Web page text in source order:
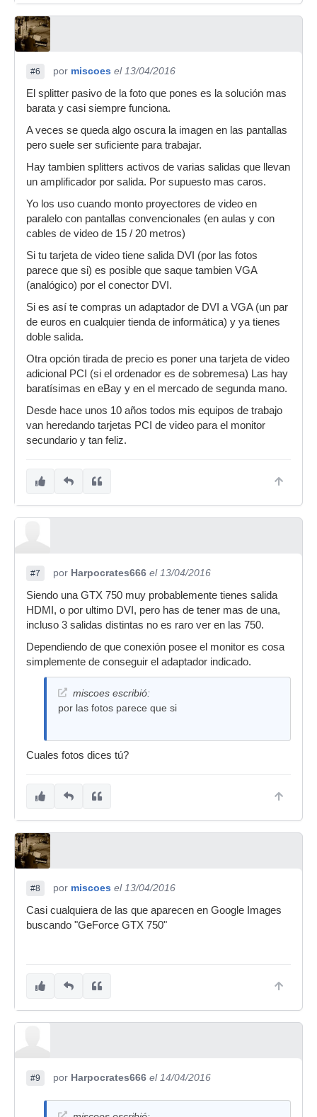
#6 por miscoes el 13/04/2016
El splitter pasivo de la foto que pones es la solución mas
barata y casi siempre funciona.
A veces se queda algo oscura la imagen en las pantallas
pero suele ser suficiente para trabajar.
Hay tambien splitters activos de varias salidas que llevan
un amplificador por salida. Por supuesto mas caros.
Yo los uso cuando monto proyectores de video en
paralelo con pantallas convencionales (en aulas y con
cables de video de 15 / 20 metros)
Si tu tarjeta de video tiene salida DVI (por las fotos
parece que si) es posible que saque tambien VGA
(analógico) por el conector DVI.
Si es así te compras un adaptador de DVI a VGA (un par
de euros en cualquier tienda de informática) y ya tienes
doble salida.
Otra opción tirada de precio es poner una tarjeta de video
adicional PCI (si el ordenador es de sobremesa) Las hay
baratísimas en eBay y en el mercado de segunda mano.
Desde hace unos 10 años todos mis equipos de trabajo
van heredando tarjetas PCI de video para el monitor
secundario y tan feliz.
#7 por Harpocrates666 el 13/04/2016
Siendo una GTX 750 muy probablemente tienes salida
HDMI, o por ultimo DVI, pero has de tener mas de una,
incluso 3 salidas distintas no es raro ver en las 750.
Dependiendo de que conexión posee el monitor es cosa
simplemente de conseguir el adaptador indicado.
miscoes escribió:
por las fotos parece que si
Cuales fotos dices tú?
#8 por miscoes el 13/04/2016
Casi cualquiera de las que aparecen en Google Images
buscando "GeForce GTX 750"
#9 por Harpocrates666 el 14/04/2016